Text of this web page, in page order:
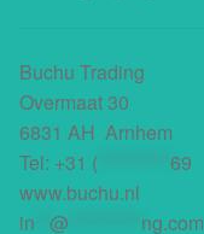
Buchu Trading
Overmaat 30
6831 AH Arnhem
Tel: +31 (
69
www.buchu.nl
in @
ng.com